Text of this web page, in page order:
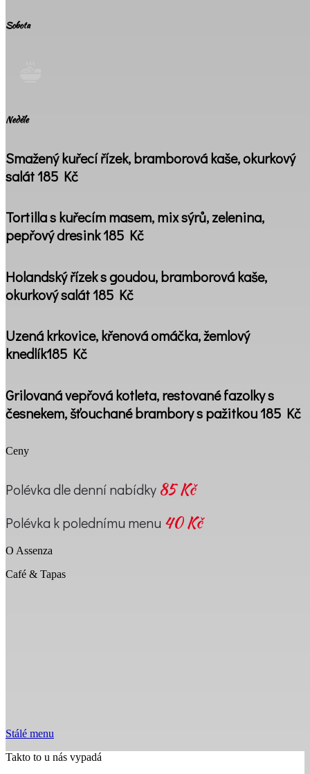
Sobota
Neděle
Smažený kuřecí řízek, bramborová kaše, okurkový
salát 185 Kč
Tortilla s kuřecím masem, mix sýrů, zelenina,
pepřový dresink 185 Kč
Holandský řízek s goudou, bramborová kaše,
okurkový salát 185 Kč
Uzená krkovice, křenová omáčka, žemlový
knedlík185 Kč
Grilovaná vepřová kotleta, restované fazolky s
česnekem, šťouchané brambory s pažitkou 185 Kč
Ceny
Polévka dle denní nabídky 85 Kč
Polévka k polednímu menu 40 Kč
O Assenza
Café & Tapas
Stálé menu
Takto to u nás vypadá